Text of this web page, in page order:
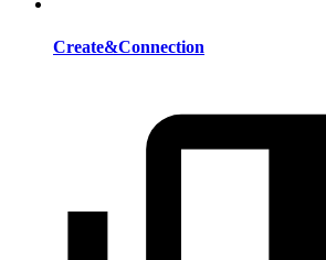
Create&Connection